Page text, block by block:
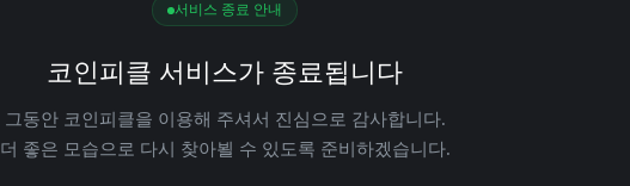
서비스 종료 안내
코인피클 서비스가 종료됩니다
그동안 코인피클을 이용해 주셔서 진심으로 감사합니다.
더 좋은 모습으로 다시 찾아뵐 수 있도록 준비하겠습니다.